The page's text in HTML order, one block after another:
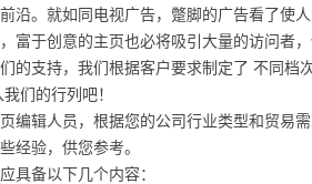
沿。就如同电视广告，蹩脚的广告看了使
富于创意的主页也必将吸引大量的访问者
的支持，我们根据客户要求制定了 不同
们的行列吧！
辑人员，根据您的公司行业类型和贸易
经验，供您参考。
具备以下几个内容：